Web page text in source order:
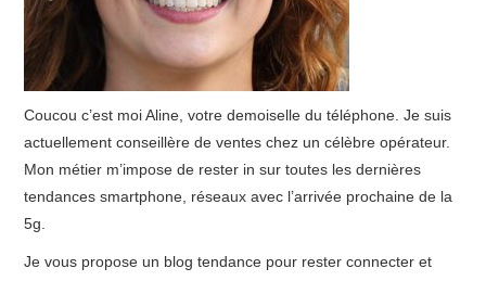
Coucou c’est moi Aline, votre demoiselle du téléphone. Je suis
actuellement conseillère de ventes chez un célèbre opérateur.
Mon métier m’impose de rester in sur toutes les dernières
tendances smartphone, réseaux avec l’arrivée prochaine de la
5g.
Je vous propose un blog tendance pour rester connecter et